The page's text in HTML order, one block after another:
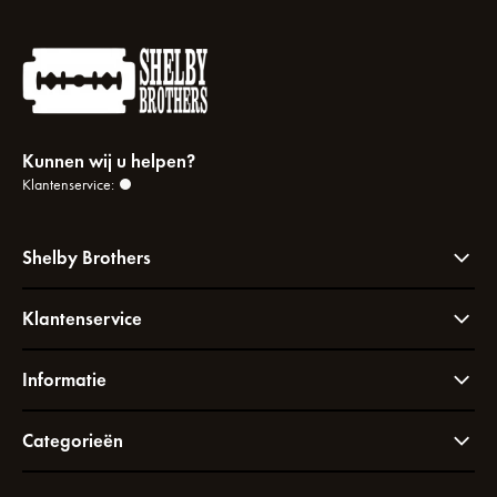
Kunnen wij u helpen?
Klantenservice:
Shelby Brothers
Klantenservice
Informatie
Categorieën